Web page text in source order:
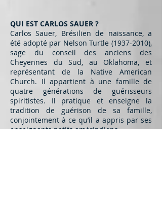
QUI EST CARLOS SAUER ?
Carlos Sauer, Brésilien de naissance, a
été adopté par Nelson Turtle (1937-2010),
sage du conseil des anciens des
Cheyennes du Sud, au Oklahoma, et
représentant de la Native American
Church. Il appartient à une famille de
quatre générations de guérisseurs
spiritistes. Il pratique et enseigne la
tradition de guérison de sa famille,
conjointement à ce qu’il a appris par ses
enseignants natifs amérindiens.